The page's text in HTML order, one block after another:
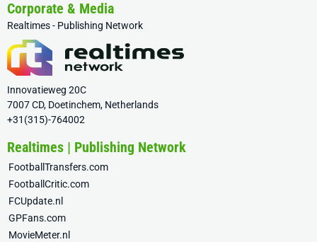
Corporate & Media
Realtimes - Publishing Network
Innovatieweg 20C
7007 CD, Doetinchem, Netherlands
+31(315)-764002
Realtimes | Publishing Network
FootballTransfers.com
FootballCritic.com
FCUpdate.nl
GPFans.com
MovieMeter.nl